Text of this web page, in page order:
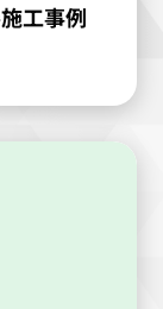
工事例